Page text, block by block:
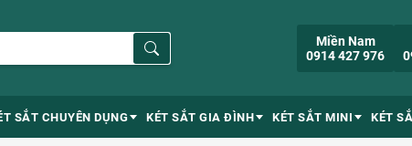
Miền Nam
0914 427 976
SẮT CHUYÊN DỤNG KÉT SẮT GIA ĐÌNH KÉT SẮT MINI KÉT